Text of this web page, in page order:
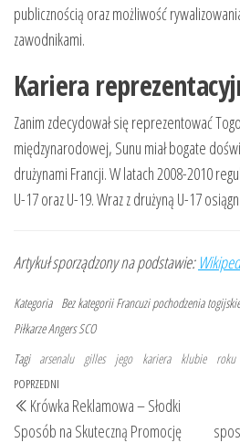
publicznością oraz możliwość
zawodnikami.
Kariera
Zanim zdecydował się reprezentować
międzynarodowej, Sunu miał bogate
drużynami Francji. W latach 2008-2010
U-17 oraz U-19. Wraz z drużyną U-17 osiągn
Artykuł sporządzony na podstawie:
Kategoria Bez kategorii Francuzi pochodzenia
Piłkarze Angers SCO
Tagi arsenalu gilles jego kariera klubie roku
Nawigacja
wpisu
Poprzedni
wpis
POPRZEDNI
Krówka Reklamowa – Słodki
Sposób na Skuteczną Promocję